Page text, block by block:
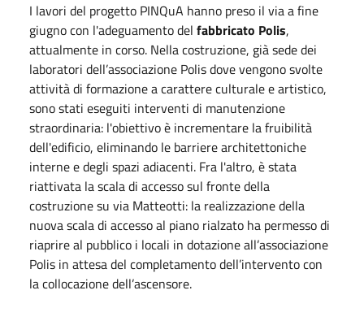
I lavori del progetto PINQuA hanno preso il via a fine
giugno con l'adeguamento del fabbricato Polis,
attualmente in corso. Nella costruzione, già sede dei
laboratori dell’associazione Polis dove vengono svolte
attività di formazione a carattere culturale e artistico,
sono stati eseguiti interventi di manutenzione
straordinaria: l'obiettivo è incrementare la fruibilità
dell'edificio, eliminando le barriere architettoniche
interne e degli spazi adiacenti. Fra l'altro, è stata
riattivata la scala di accesso sul fronte della
costruzione su via Matteotti: la realizzazione della
nuova scala di accesso al piano rialzato ha permesso di
riaprire al pubblico i locali in dotazione all’associazione
Polis in attesa del completamento dell’intervento con
la collocazione dell’ascensore.